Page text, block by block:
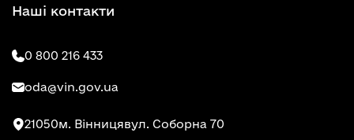
Наші контакти
0 800 216 433
oda@vin.gov.ua
21050м. Вінницявул. Соборна 70